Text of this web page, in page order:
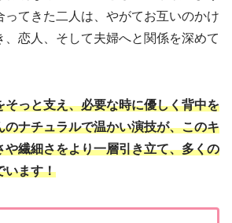
ってきた二人は、やがてお互いのかけ
、恋人、そして夫婦へと関係を深めて
そっと支え、必要な時に優しく背中を
のナチュラルで温かい演技が、このキ
や繊細さをより一層引き立て、多くの
います！